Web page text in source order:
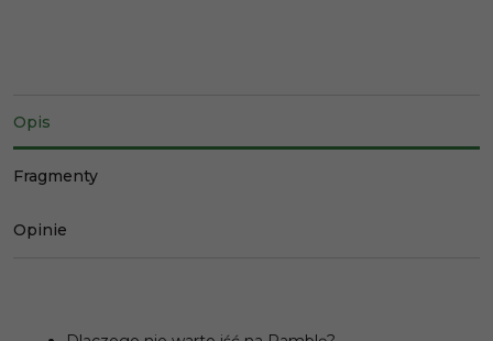
Opis
Fragmenty
Opinie